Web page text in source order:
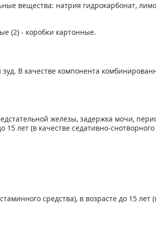
вещества: натрия гидрокарбонат,
(2) - коробки картонные.
зуд. В качестве компонента
железы, задержка мочи,
15 лет (в качестве седативно-
средства), в возрасте до 15 лет